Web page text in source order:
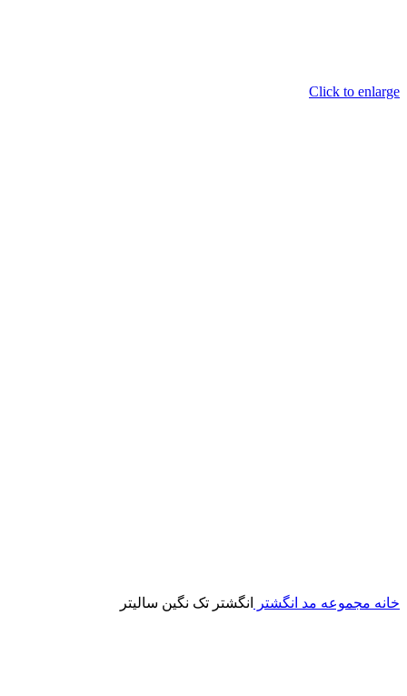
Click to enlarge
خانه مجموعه مد انگشتر انگشتر تک نگین سالیتر